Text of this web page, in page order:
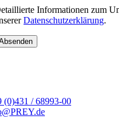
Informationen zum
Datenschutzerklärung.
(0)431 / 68993-00